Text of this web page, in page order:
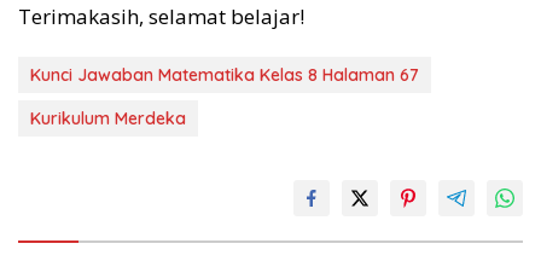
Terimakasih, selamat belajar!
Kunci Jawaban Matematika Kelas 8 Halaman 67
Kurikulum Merdeka